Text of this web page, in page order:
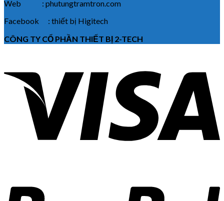
Web : phutungtramtron.com
Facebook : thiết bị Higitech
CÔNG TY CỔ PHẦN THIẾT BỊ 2-TECH